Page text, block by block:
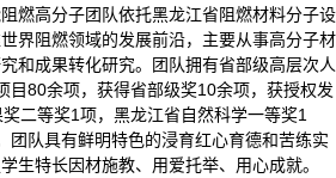
燃高分子团队依托黑龙江省阻燃材料分子设
界阻燃领域的发展前沿，主要从事高分子材
和成果转化研究。团队拥有省部级高层次人
目80余项，获得省部级奖10余项，获授权发
二等奖1项，黑龙江省自然科学一等奖1
团队具有鲜明特色的浸育红心育德和苦练实
生特长因材施教、用爱托举、用心成就。